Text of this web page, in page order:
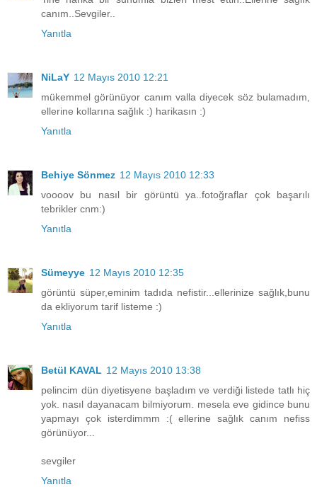
canım..Sevgiler..
Yanıtla
NiLaY 12 Mayıs 2010 12:21
mükemmel görünüyor canım valla diyecek söz bulamadım,
ellerine kollarına sağlık :) harikasın :)
Yanıtla
Behiye Sönmez 12 Mayıs 2010 12:33
voooov bu nasıl bir görüntü ya..fotoğraflar çok başarılı
tebrikler cnm:)
Yanıtla
Sümeyye 12 Mayıs 2010 12:35
görüntü süper,eminim tadıda nefistir...ellerinize sağlık,bunu
da ekliyorum tarif listeme :)
Yanıtla
Betül KAVAL 12 Mayıs 2010 13:38
pelincim dün diyetisyene başladım ve verdiği listede tatlı hiç
yok. nasıl dayanacam bilmiyorum. mesela eve gidince bunu
yapmayı çok isterdimmm :( ellerine sağlık canım nefiss
görünüyor...
sevgiler
Yanıtla